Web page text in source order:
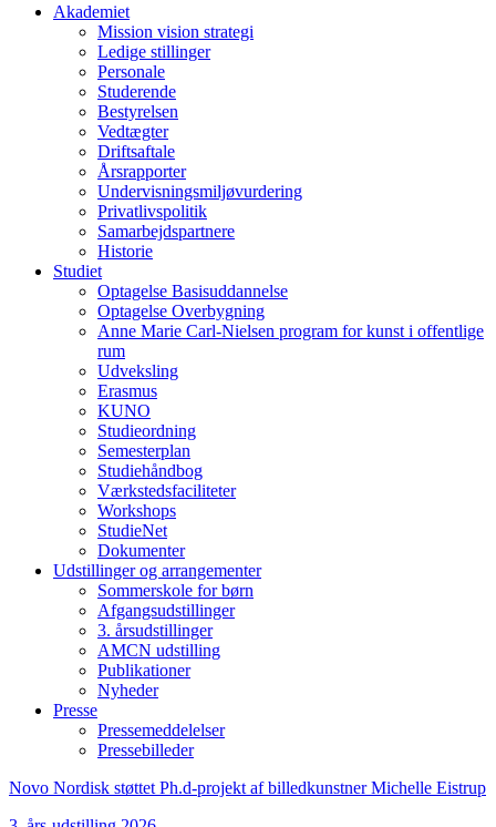
Akademiet
Mission vision strategi
Ledige stillinger
Personale
Studerende
Bestyrelsen
Vedtægter
Driftsaftale
Årsrapporter
Undervisningsmiljøvurdering
Privatlivspolitik
Samarbejdspartnere
Historie
Studiet
Optagelse Basisuddannelse
Optagelse Overbygning
Anne Marie Carl-Nielsen program for kunst i offentlige
rum
Udveksling
Erasmus
KUNO
Studieordning
Semesterplan
Studiehåndbog
Værkstedsfaciliteter
Workshops
StudieNet
Dokumenter
Udstillinger og arrangementer
Sommerskole for børn
Afgangsudstillinger
3. årsudstillinger
AMCN udstilling
Publikationer
Nyheder
Presse
Pressemeddelelser
Pressebilleder
Novo Nordisk støttet Ph.d-projekt af billedkunstner Michelle Eistrup